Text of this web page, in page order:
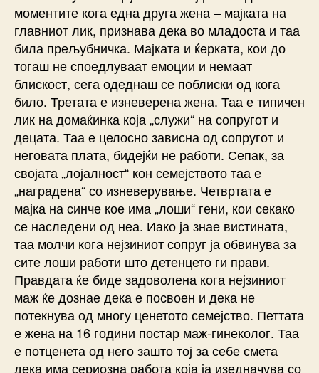
моментите кога една друга жена – мајката на
главниот лик, признава дека во младоста и таа
била прељубничка. Мајката и ќерката, кои до
тогаш не споедлуваат емоции и немаат
блискост, сега одеднаш се поблиски од кога
било. Третата е изневерена жена. Таа е типичен
лик на домаќинка која „служи“ на сопругот и
децата. Таа е целосно зависна од сопругот и
неговата плата, бидејќи не работи. Сепак, за
својата „лојалност“ кон семејството таа е
„наградена“ со изневерување. Четвртата е
мајка на синче кое има „лоши“ гени, кои секако
се наследени од неа. Иако ја знае вистината,
таа молчи кога нејзиниот сопруг ја обвинува за
сите лоши работи што детенцето ги прави.
Правдата ќе биде задоволена кога нејзиниот
маж ќе дознае дека е посвоен и дека не
потекнува од многу ценетото семејство. Петтата
е жена на 16 години постар маж-гинеколог. Таа
е потценета од него зашто тој за себе смета
дека има сериозна работа која ја изедначува со